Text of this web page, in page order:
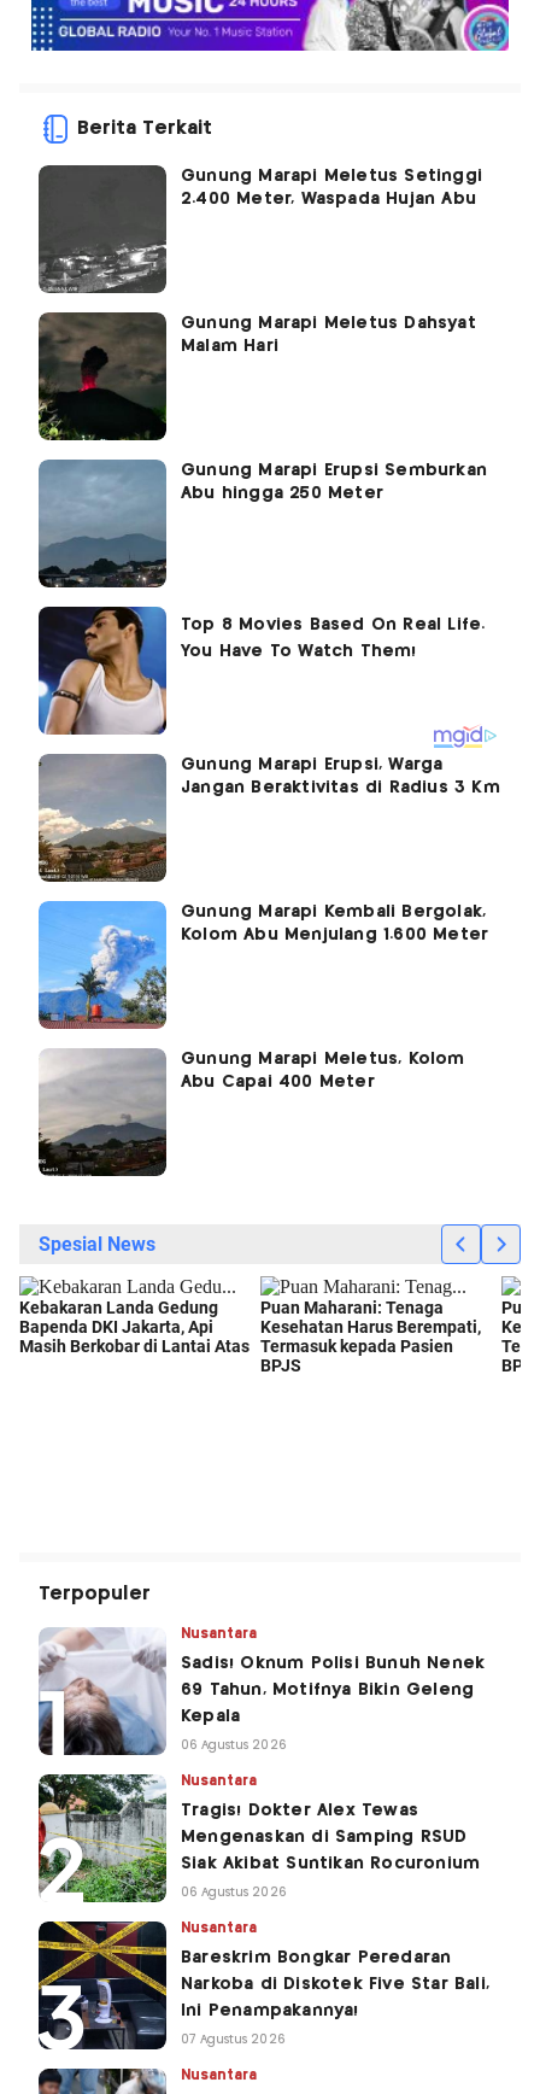
Berita Terkait
Gunung Marapi Meletus Setinggi
2.400 Meter, Waspada Hujan Abu
Gunung Marapi Meletus Dahsyat
Malam Hari
Gunung Marapi Erupsi Semburkan
Abu hingga 250 Meter
Gunung Marapi Erupsi, Warga
Jangan Beraktivitas di Radius 3 Km
Gunung Marapi Kembali Bergolak,
Kolom Abu Menjulang 1.600 Meter
Gunung Marapi Meletus, Kolom
Abu Capai 400 Meter
Terpopuler
Nusantara
Sadis! Oknum Polisi Bunuh Nenek
69 Tahun, Motifnya Bikin Geleng
Kepala
06 Agustus 2026
Nusantara
Tragis! Dokter Alex Tewas
Mengenaskan di Samping RSUD
Siak Akibat Suntikan Rocuronium
06 Agustus 2026
Nusantara
Bareskrim Bongkar Peredaran
Narkoba di Diskotek Five Star Bali,
Ini Penampakannya!
07 Agustus 2026
Nusantara